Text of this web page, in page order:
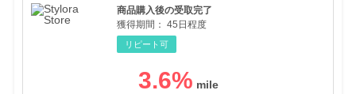
商品購入後の受取完了
獲得期間： 45日程度
リピート可
3.6%